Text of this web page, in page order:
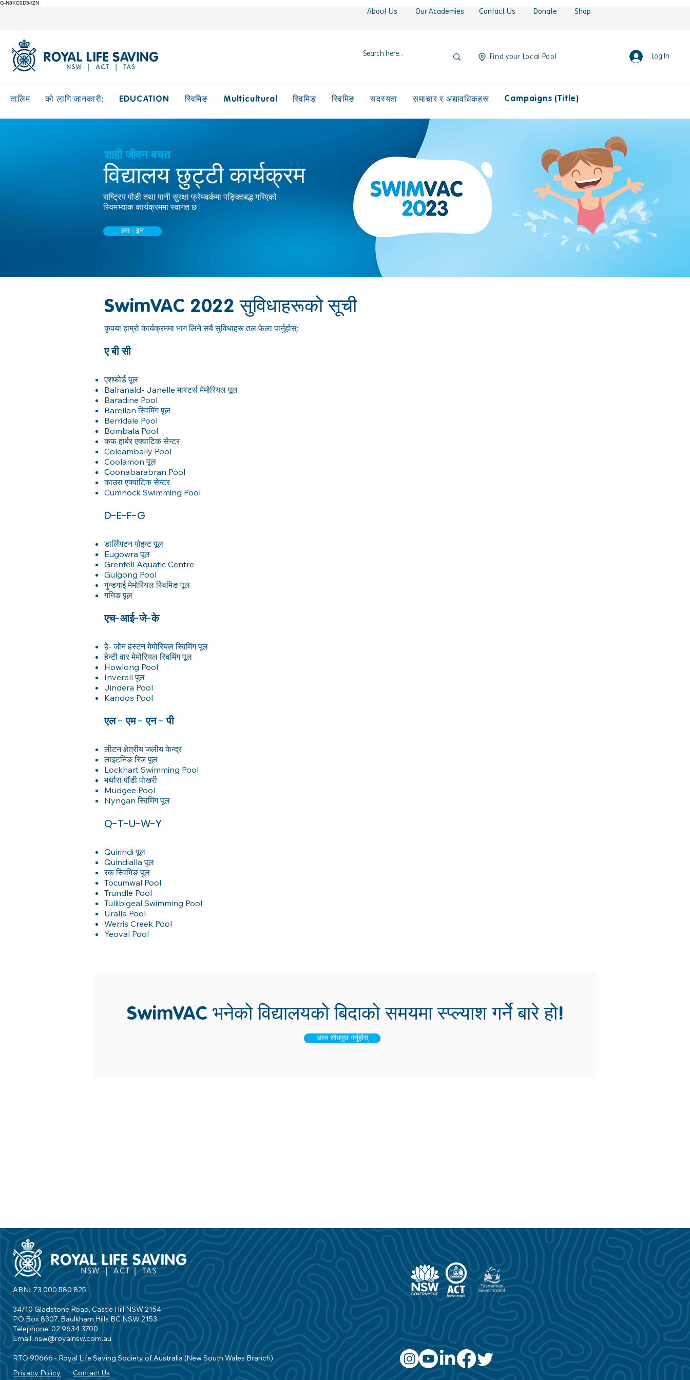
G-N8KC0D54ZN
About Us Our Academies Contact Us Donate Shop
Find your Local Pool Log In
तालिम को लागि जानकारी: EDUCATION स्विमिङ Multicultural स्विमिङ स्विमिङ सदस्यता समाचार र अद्यावधिकहरू Campaigns (Title)
शाही जीवन बचत
विद्यालय छुट्टी कार्यक्रम
राष्ट्रिय पौडी तथा पानी सुरक्षा फ्रेमवर्कमा पङ्क्तिबद्ध गरिएको
स्विमभ्याक कार्यक्रममा स्वागत छ।
लग - इन
SwimVAC 2022 सुविधाहरूको सूची
कृपया हाम्रो कार्यक्रममा भाग लिने सबै सुविधाहरू तल फेला पार्नुहोस्:
ए बी सी
एशफोर्ड पूल
Balranald- Janelle मास्टर्स मेमोरियल पूल
Baradine Pool
Barellan स्विमिंग पूल
Berridale Pool
Bombala Pool
कफ हार्बर एक्वाटिक सेन्टर
Coleambally Pool
Coolamon पूल
Coonabarabran Pool
काउरा एक्वाटिक सेन्टर
Cumnock Swimming Pool
D-E-F-G
डार्लिंगटन पोइन्ट पूल
Eugowra पूल
Grenfell Aquatic Centre
Gulgong Pool
गुन्डगाई मेमोरियल स्विमिङ पूल
गनिङ पूल
एच-आई-जे-के
हे- जोन हस्टन मेमोरियल स्विमिंग पूल
हेन्टी वार मेमोरियल स्विमिंग पूल
Howlong Pool
Inverell पूल
Jindera Pool
Kandos Pool
एल - एम - एन - पी
लीटन क्षेत्रीय जलीय केन्द्र
लाइटनिङ रिज पूल
Lockhart Swimming Pool
मथौरा पौंडी पोखरी
Mudgee Pool
Nyngan स्विमिंग पूल
Q-T-U-W-Y
Quirindi पूल
Quindialla पूल
रक स्विमिङ पूल
Tocumwal Pool
Trundle Pool
Tullibigeal Swimming Pool
Uralla Pool
Werris Creek Pool
Yeoval Pool
SwimVAC भनेको विद्यालयको बिदाको समयमा स्प्ल्याश गर्ने बारे हो!
आज सोधपुछ गर्नुहोस्
ABN: 73 000 580 825
34/10 Gladstone Road, Castle Hill NSW 2154
PO Box 8307, Baulkham Hills BC NSW 2153
Telephone: 02 9634 3700
Email: nsw@royalnsw.com.au
RTO 90666 - Royal Life Saving Society of Australia (New South Wales Branch)
Privacy Policy
Contact Us